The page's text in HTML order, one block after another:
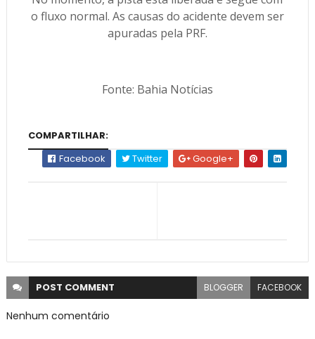
o fluxo normal. As causas do acidente devem ser
apuradas pela PRF.
Fonte: Bahia Notícias
COMPARTILHAR:
Facebook
Twitter Google+
POST COMMENT BLOGGER FACEBOOK
Nenhum comentário